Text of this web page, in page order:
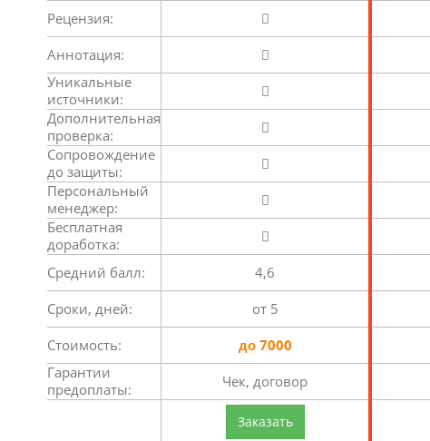
Рецензия:
Аннотация:
Уникальные
источники:
Дополнительная
проверка:
Сопровождение
до защиты:
Персональный
менеджер:
Бесплатная
доработка:
Средний балл:
4,6
Сроки, дней:
от 5
Стоимость:
до 7000
Гарантии
предоплаты:
Чек, договор
Заказать